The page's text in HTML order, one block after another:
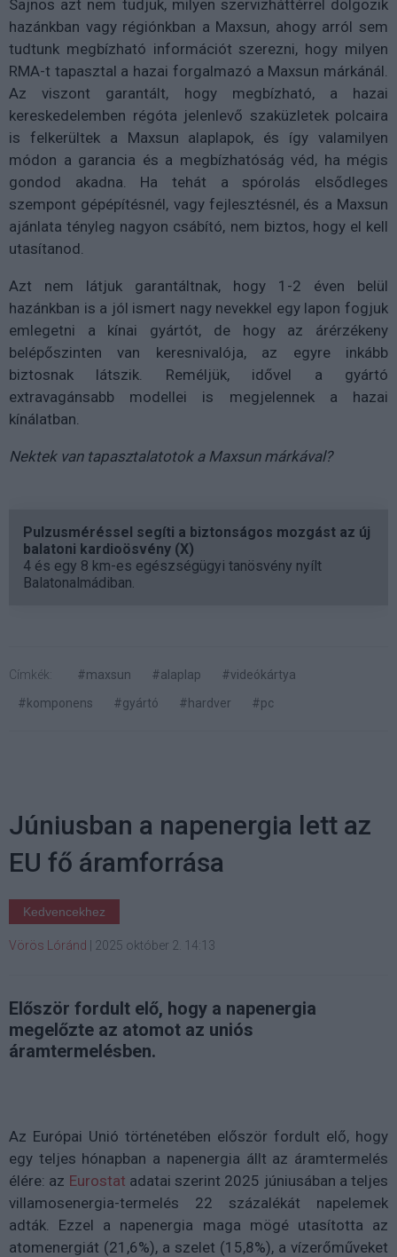
Sajnos azt nem tudjuk, milyen szervizháttérrel dolgozik
hazánkban vagy régiónkban a Maxsun, ahogy arról sem
tudtunk megbízható információt szerezni, hogy milyen
RMA-t tapasztal a hazai forgalmazó a Maxsun márkánál.
Az viszont garantált, hogy megbízható, a hazai
kereskedelemben régóta jelenlevő szaküzletek polcaira
is felkerültek a Maxsun alaplapok, és így valamilyen
módon a garancia és a megbízhatóság véd, ha mégis
gondod akadna. Ha tehát a spórolás elsődleges
szempont gépépítésnél, vagy fejlesztésnél, és a Maxsun
ajánlata tényleg nagyon csábító, nem biztos, hogy el kell
utasítanod.
Azt nem látjuk garantáltnak, hogy 1-2 éven belül
hazánkban is a jól ismert nagy nevekkel egy lapon fogjuk
emlegetni a kínai gyártót, de hogy az árérzékeny
belépőszinten van keresnivalója, az egyre inkább
biztosnak látszik. Reméljük, idővel a gyártó
extravagánsabb modellei is megjelennek a hazai
kínálatban.
Nektek van tapasztalatotok a Maxsun márkával?
Pulzusméréssel segíti a biztonságos mozgást az új
balatoni kardioösvény (X)
4 és egy 8 km-es egészségügyi tanösvény nyílt
Balatonalmádiban.
Címkék: #maxsun #alaplap
#videókártya
#komponens
#gyártó #hardver #pc
Júniusban a napenergia lett az
EU fő áramforrása
Kedvencekhez
Vörös Lóránd 2025 október 2. 14:13
Először fordult elő, hogy a napenergia
megelőzte az atomot az uniós
áramtermelésben.
Az Európai Unió történetében először fordult elő, hogy
egy teljes hónapban a napenergia állt az áramtermelés
élére: az Eurostat adatai szerint 2025 júniusában a teljes
villamosenergia-termelés 22 százalékát napelemek
adták. Ezzel a napenergia maga mögé utasította az
atomenergiát (21,6%), a szelet (15,8%), a vízerőműveket